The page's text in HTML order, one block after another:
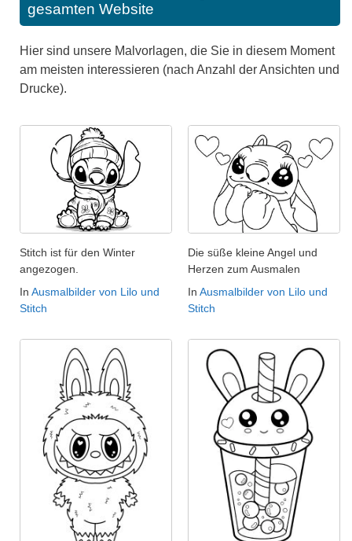
gesamten Website
Hier sind unsere Malvorlagen, die Sie in diesem Moment
am meisten interessieren (nach Anzahl der Ansichten und
Drucke).
Stitch ist für den Winter
angezogen.
In Ausmalbilder von Lilo und
Stitch
Die süße kleine Angel und
Herzen zum Ausmalen
In Ausmalbilder von Lilo und
Stitch